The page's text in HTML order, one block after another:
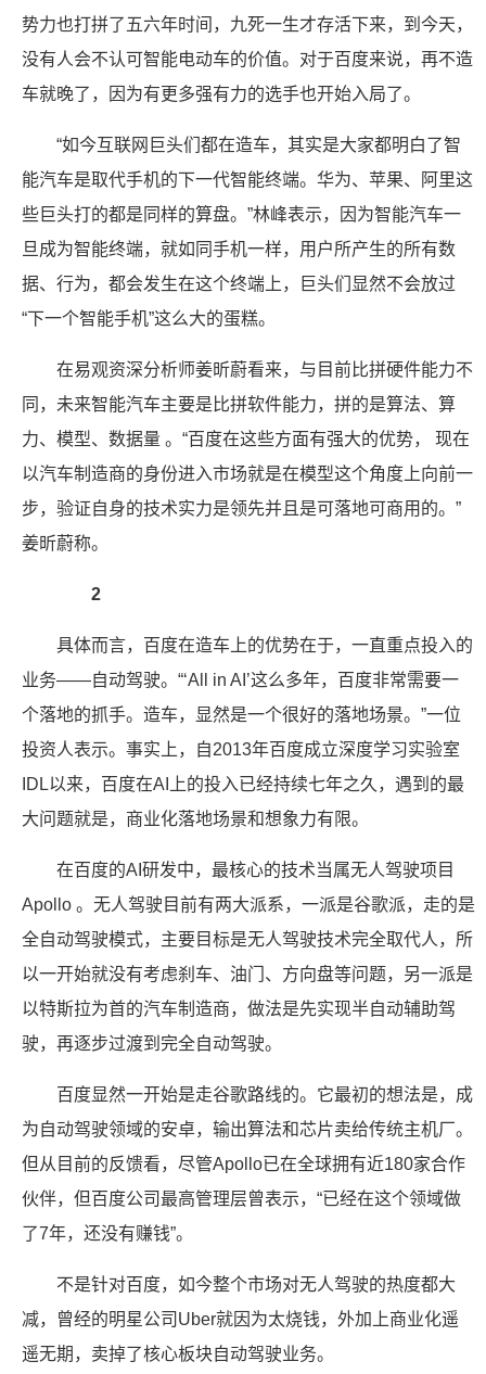
势力也打拼了五六年时间，九死一生才存活下来，到今天，
没有人会不认可智能电动车的价值。对于百度来说，再不造
车就晚了，因为有更多强有力的选手也开始入局了。
“如今互联网巨头们都在造车，其实是大家都明白了智
能汽车是取代手机的下一代智能终端。华为、苹果、阿里这
些巨头打的都是同样的算盘。”林峰表示，因为智能汽车一
旦成为智能终端，就如同手机一样，用户所产生的所有数
据、行为，都会发生在这个终端上，巨头们显然不会放过
“下一个智能手机”这么大的蛋糕。
在易观资深分析师姜昕蔚看来，与目前比拼硬件能力不
同，未来智能汽车主要是比拼软件能力，拼的是算法、算
力、模型、数据量 。“百度在这些方面有强大的优势， 现在
以汽车制造商的身份进入市场就是在模型这个角度上向前一
步，验证自身的技术实力是领先并且是可落地可商用的。”
姜昕蔚称。
2
具体而言，百度在造车上的优势在于，一直重点投入的
业务——自动驾驶。“‘All in AI’这么多年，百度非常需要一
个落地的抓手。造车，显然是一个很好的落地场景。”一位
投资人表示。事实上，自2013年百度成立深度学习实验室
IDL以来，百度在AI上的投入已经持续七年之久，遇到的最
大问题就是，商业化落地场景和想象力有限。
在百度的AI研发中，最核心的技术当属无人驾驶项目
Apollo 。无人驾驶目前有两大派系，一派是谷歌派，走的是
全自动驾驶模式，主要目标是无人驾驶技术完全取代人，所
以一开始就没有考虑刹车、油门、方向盘等问题，另一派是
以特斯拉为首的汽车制造商，做法是先实现半自动辅助驾
驶，再逐步过渡到完全自动驾驶。
百度显然一开始是走谷歌路线的。它最初的想法是，成
为自动驾驶领域的安卓，输出算法和芯片卖给传统主机厂。
但从目前的反馈看，尽管Apollo已在全球拥有近180家合作
伙伴，但百度公司最高管理层曾表示，“已经在这个领域做
了7年，还没有赚钱”。
不是针对百度，如今整个市场对无人驾驶的热度都大
减，曾经的明星公司Uber就因为太烧钱，外加上商业化遥
遥无期，卖掉了核心板块自动驾驶业务。